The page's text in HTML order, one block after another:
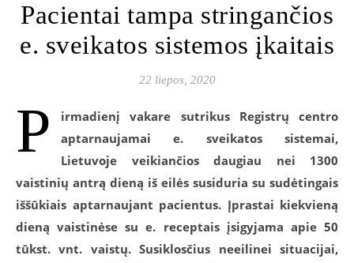
Pacientai tampa stringančios
e. sveikatos sistemos įkaitais
22 liepos, 2020
P
irmadienį vakare sutrikus Registrų centro
aptarnaujamai e. sveikatos sistemai,
Lietuvoje veikiančios daugiau nei 1300
vaistinių antrą dieną iš eilės susiduria su sudėtingais
iššūkiais aptarnaujant pacientus. Įprastai kiekvieną
dieną vaistinėse su e. receptais įsigyjama apie 50
tūkst. vnt. vaistų. Susiklosčius neeilinei situacijai,